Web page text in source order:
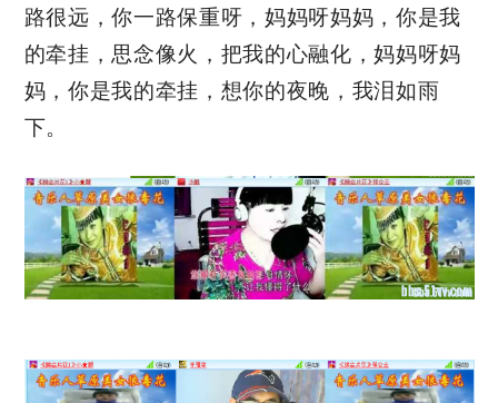
路很远，你一路保重呀，妈妈呀妈妈，你是我
的牵挂，思念像火，把我的心融化，妈妈呀妈
妈，你是我的牵挂，想你的夜晚，我泪如雨
下。